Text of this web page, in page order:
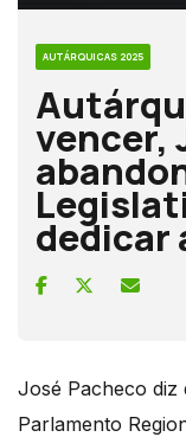
AUTÁRQUICAS 2025
vencer,
dedicar
José Pacheco
Parlamento